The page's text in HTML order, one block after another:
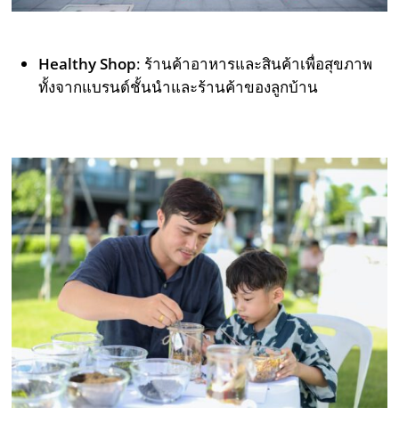
Healthy Shop: ร้านค้าอาหารและสินค้าเพื่อสุขภาพ
ทั้งจากแบรนด์ชั้นนำและร้านค้าของลูกบ้าน